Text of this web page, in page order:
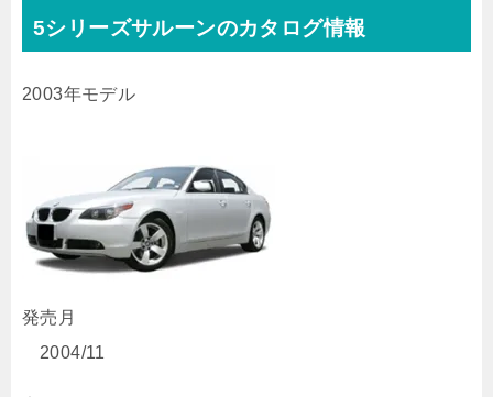
5シリーズサルーンのカタログ情報
2003年モデル
発売月
2004/11